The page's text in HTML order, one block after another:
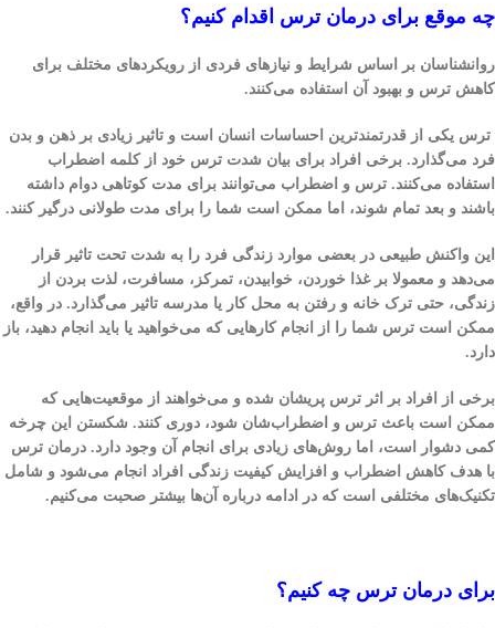
چه موقع برای درمان ترس اقدام کنیم؟
روانشناسان بر اساس شرایط و نیازهای فردی از رویکردهای مختلف برای
کاهش ترس و بهبود آن استفاده می‌کنند.
ترس یکی از قدرتمندترین احساسات انسان است و تاثیر زیادی بر ذهن و بدن
فرد می‌گذارد. برخی افراد برای بیان شدت ترس خود از کلمه اضطراب
استفاده می‌کنند. ترس و اضطراب می‌توانند برای مدت کوتاهی دوام داشته
باشند و بعد تمام شوند، اما ممکن است شما را برای مدت طولانی درگیر کنند.
این واکنش طبیعی در بعضی موارد زندگی فرد را به شدت تحت تاثیر قرار
می‌دهد و معمولا بر غذا خوردن، خوابیدن، تمرکز، مسافرت، لذت بردن از
زندگی، حتی ترک خانه و رفتن به محل کار یا مدرسه تاثیر می‌گذارد. در واقع،
ممکن است ترس شما را از انجام کارهایی که می‌خواهید یا باید انجام دهید، باز
دارد.
برخی از افراد بر اثر ترس پریشان شده و می‌خواهند از موقعیت‌هایی که
ممکن است باعث ترس و اضطراب‌شان شود، دوری کنند. شکستن این چرخه
کمی دشوار است، اما روش‌های زیادی برای انجام آن وجود دارد. درمان ترس
با هدف کاهش اضطراب و افزایش کیفیت زندگی افراد انجام می‌شود و شامل
تکنیک‌های مختلفی است که در ادامه درباره آن‌ها بیشتر صحبت می‌کنیم.
برای درمان ترس چه کنیم؟